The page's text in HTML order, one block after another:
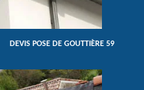
DEVIS POSE DE GOUTTIÈRE 59